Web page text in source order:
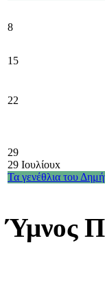
8
15
22
29
29 Ιουλίουx
Τα γενέθλια του
Ύμνος